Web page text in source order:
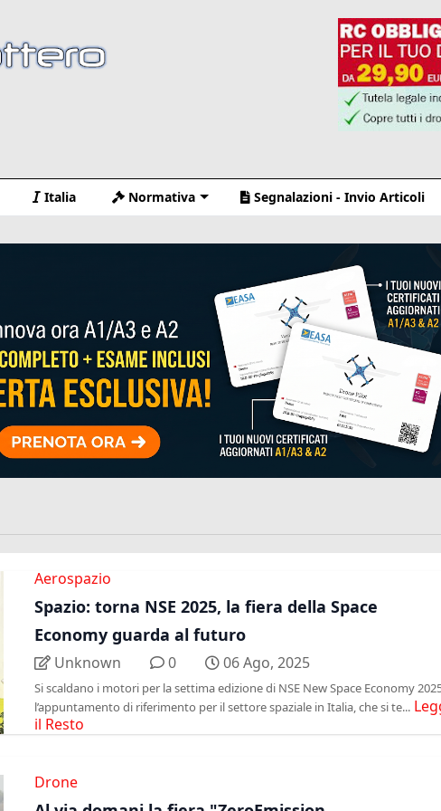
Italia Normativa Segnalazioni - Invio Articoli
Aerospazio
Spazio: torna NSE 2025, la fiera della Space
Economy guarda al futuro
Unknown 0 06 Ago, 2025
Si scaldano i motori per la settima edizione di NSE New Space Economy
l’appuntamento di riferimento per il settore spaziale in Italia, che si te...
il Resto
Drone